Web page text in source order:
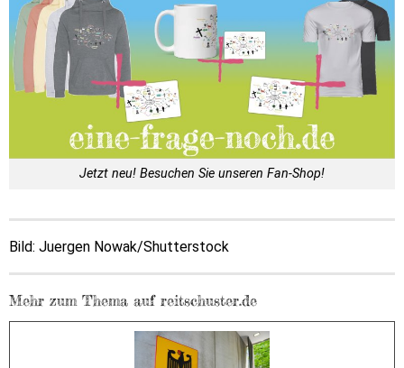
Jetzt neu! Besuchen Sie unseren Fan-Shop!
Bild: Juergen Nowak/Shutterstock
Mehr zum Thema auf reitschuster.de